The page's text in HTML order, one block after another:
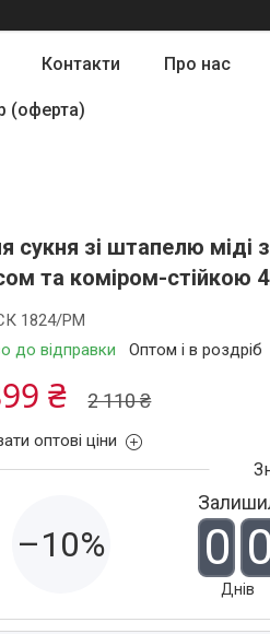
Контакти Про нас
(оферта)
сукня зі штапелю
та коміром-стійкою
до відправки Оптом і в роздріб
1824/РМ
2 110 ₴
₴
оптові ціни
–10% 0 0
Днів